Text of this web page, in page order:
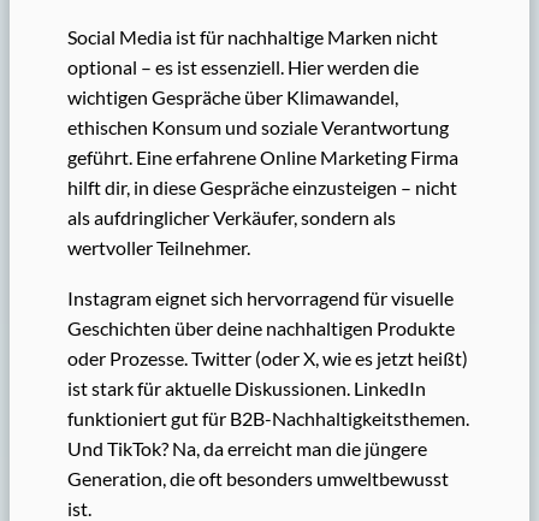
Social Media ist für nachhaltige Marken nicht
optional – es ist essenziell. Hier werden die
wichtigen Gespräche über Klimawandel,
ethischen Konsum und soziale Verantwortung
geführt. Eine erfahrene Online Marketing Firma
hilft dir, in diese Gespräche einzusteigen – nicht
als aufdringlicher Verkäufer, sondern als
wertvoller Teilnehmer.
Instagram eignet sich hervorragend für visuelle
Geschichten über deine nachhaltigen Produkte
oder Prozesse. Twitter (oder X, wie es jetzt heißt)
ist stark für aktuelle Diskussionen. LinkedIn
funktioniert gut für B2B-Nachhaltigkeitsthemen.
Und TikTok? Na, da erreicht man die jüngere
Generation, die oft besonders umweltbewusst
ist.